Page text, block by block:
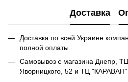
Доставка
Доставка по всей Украине
полной оплаты
Самовывоз с магазина Днепр,
Яворницкого, 52 и ТЦ